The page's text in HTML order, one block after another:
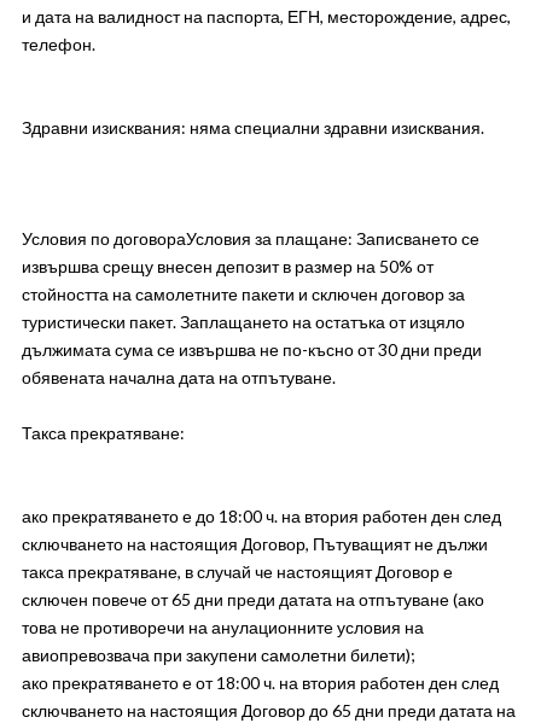
и дата на валидност на паспорта, ЕГН, месторождение, адрес,
телефон.
Здравни изисквания: няма специални здравни изисквания.
Условия по договораУсловия за плащане: Записването се
извършва срещу внесен депозит в размер на 50% от
стойността на самолетните пакети и сключен договор за
туристически пакет. Заплащането на остатъка от изцяло
дължимата сума се извършва не по-късно от 30 дни преди
обявената начална дата на отпътуване.
Такса прекратяване:
ако прекратяването е до 18:00 ч. на втория работен ден след
сключването на настоящия Договор, Пътуващият не дължи
такса прекратяване, в случай че настоящият Договор е
сключен повече от 65 дни преди датата на отпътуване (ако
това не противоречи на анулационните условия на
авиопревозвача при закупени самолетни билети);
ако прекратяването е от 18:00 ч. на втория работен ден след
сключването на настоящия Договор до 65 дни преди датата на